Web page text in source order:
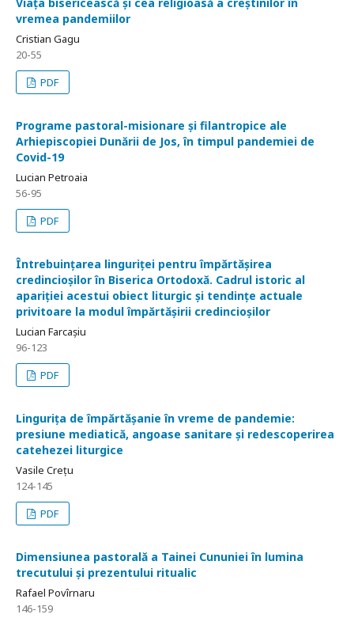
vremea pandemiilor
Cristian Gagu
20-55
PDF
Programe pastoral-misionare și filantropice ale
Arhiepiscopiei Dunării de Jos, în timpul pandemiei de
Covid-19
Lucian Petroaia
56-95
PDF
Întrebuințarea linguriței pentru împărtășirea
credincioșilor în Biserica Ortodoxă. Cadrul istoric al
apariției acestui obiect liturgic și tendințe actuale
privitoare la modul împărtășirii credincioșilor
Lucian Farcașiu
96-123
PDF
Lingurița de împărtășanie în vreme de pandemie:
presiune mediatică, angoase sanitare și redescoperirea
catehezei liturgice
Vasile Crețu
124-145
PDF
Dimensiunea pastorală a Tainei Cununiei în lumina
trecutului și prezentului ritualic
Rafael Povîrnaru
146-159